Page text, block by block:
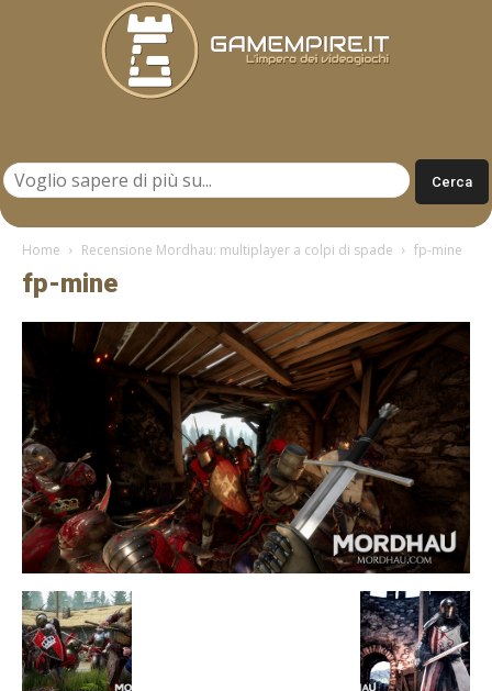
Home Recensione Mordhau: multiplayer a colpi di spade fp-mine
fp-mine